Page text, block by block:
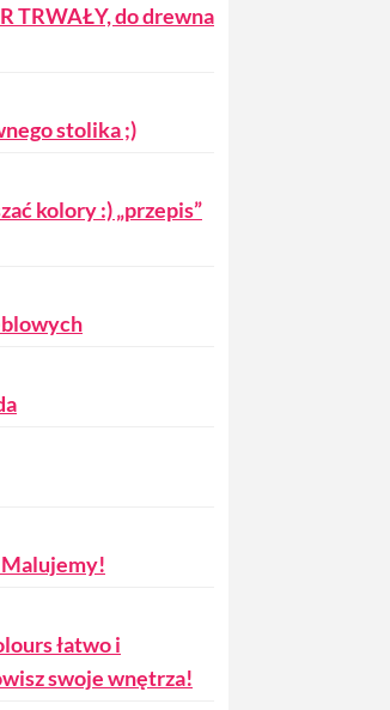
TRWAŁY, do drewna
stolika ;)
kolory :) „przepis”
łatwo i
swoje wnętrza!